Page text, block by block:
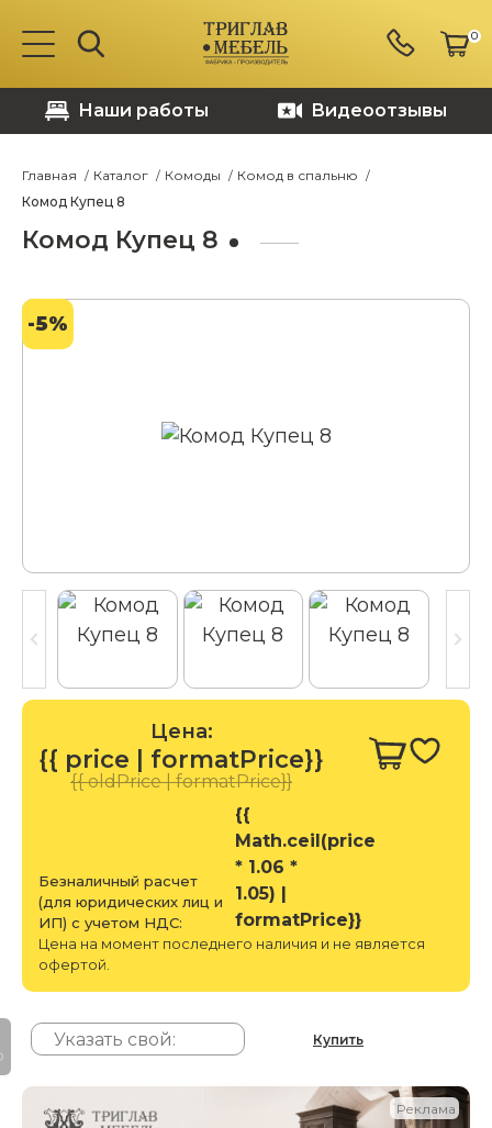
0
Наши работы Видеоотзывы
Главная Каталог Комоды
Комод в спальню
Комод Купец 8
Комод Купец 8
-5%
Цена:
{{ price | formatPrice}}
{{ oldPrice | formatPrice}}
Безналичный расчет
(для юридических лиц и
ИП) с учетом НДС:
{{
Math.ceil(price
* 1.06 *
1.05) |
formatPrice}}
Цена на момент последнего наличия и не является
офертой.
Купить
Реклама